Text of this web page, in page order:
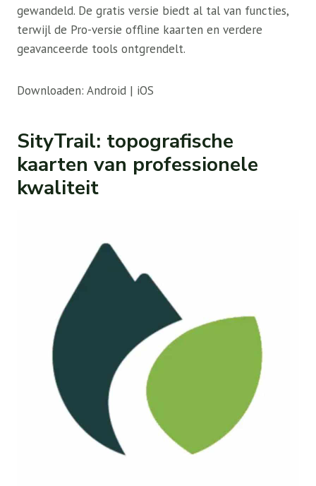
gewandeld. De gratis versie biedt al tal van functies,
terwijl de Pro-versie offline kaarten en verdere
geavanceerde tools ontgrendelt.
Downloaden: Android | iOS
SityTrail: topografische
kaarten van professionele
kwaliteit